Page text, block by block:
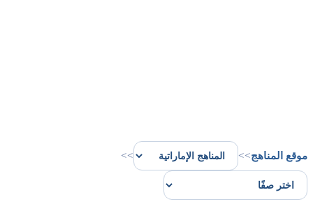
موقع المناهج>>
>>